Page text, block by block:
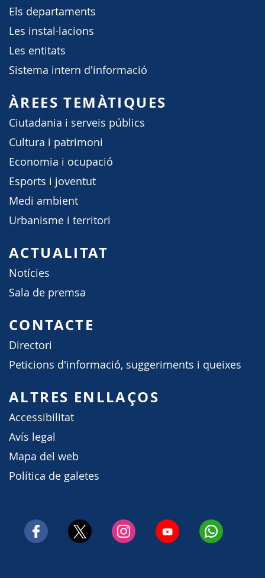
Els departaments
Les instal·lacions
Les entitats
Sistema intern d'informació
ÀREES TEMÀTIQUES
Ciutadania i serveis públics
Cultura i patrimoni
Economia i ocupació
Esports i joventut
Medi ambient
Urbanisme i territori
ACTUALITAT
Notícies
Sala de premsa
CONTACTE
Directori
Peticions d'informació, suggeriments i queixes
ALTRES ENLLAÇOS
Accessibilitat
Avís legal
Mapa del web
Política de galetes